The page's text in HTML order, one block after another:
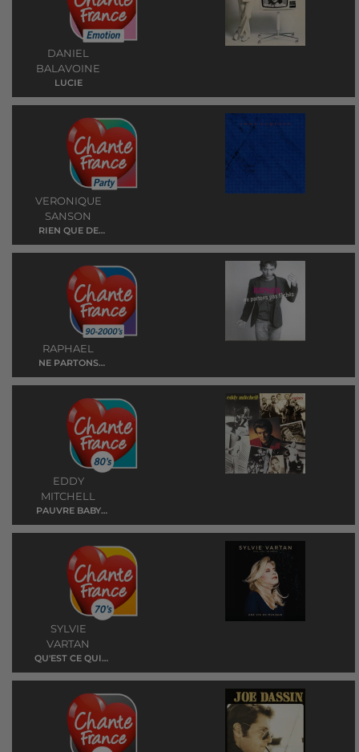
DANIEL
BALAVOINE
LUCIE
VERONIQUE
SANSON
RIEN QUE DE
L'EAU
RAPHAEL
NE PARTONS
PAS FACHES
EDDY
MITCHELL
PAUVRE BABY
DOLL
SYLVIE
VARTAN
QU'EST CE QUI
FAIT PLEURER
LES B